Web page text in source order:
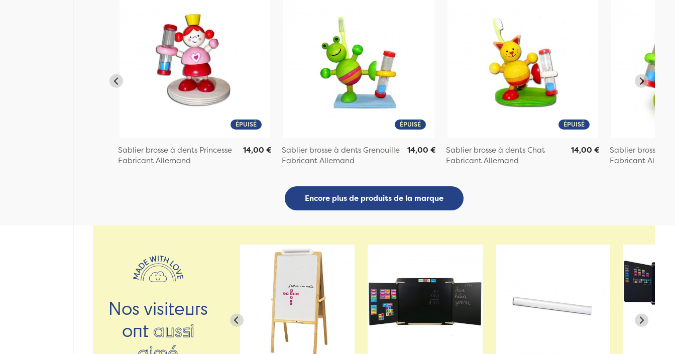
ÉPUISÉ
Sablier brosse à dents Princesse
Fabricant Allemand
14,00 €
ÉPUISÉ
Sablier brosse à dents Grenouille
Fabricant Allemand
14,00 €
ÉPUISÉ
Sablier brosse à dents Chat
Fabricant Allemand
14,00 €
Sablier brosse à
Fabricant
Encore plus de produits de la marque
Nos visiteurs
ont aussi